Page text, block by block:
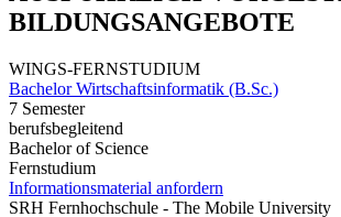
BILDUNGSANGEBOTE
WINGS-FERNSTUDIUM
Bachelor Wirtschaftsinformatik (B.Sc.)
7 Semester
berufsbegleitend
Bachelor of Science
Fernstudium
Informationsmaterial anfordern
SRH Fernhochschule - The Mobile University